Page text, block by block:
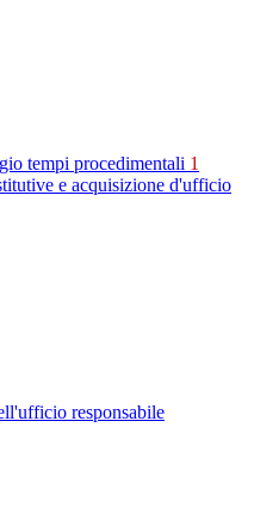
tempi procedimentali 1
e acquisizione d'ufficio
responsabile